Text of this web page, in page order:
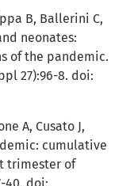
B, Ballerini C,
neonates:
of the pandemic.
27):96-8. doi:
A, Cusato J,
cumulative
trimester of